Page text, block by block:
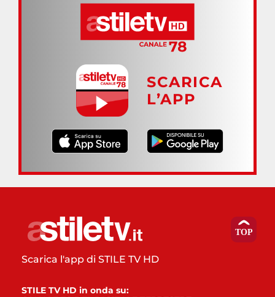
SCARICA
L’APP
Scarica l'app di STILE TV HD
STILE TV HD in onda su: